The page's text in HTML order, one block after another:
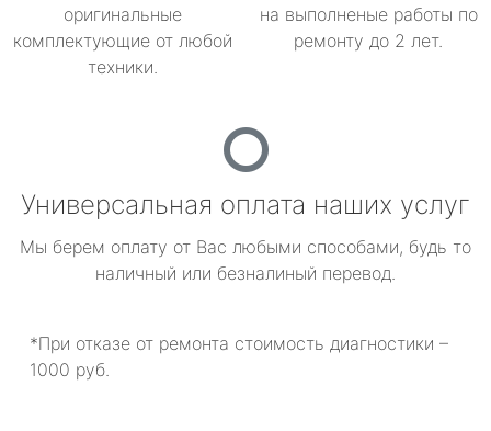
оригинальные
комплектующие от любой
техники.
на выполненые работы по
ремонту до 2 лет.
Универсальная оплата наших услуг
Мы берем оплату от Вас любыми способами, будь то
наличный или безналиный перевод.
*При отказе от ремонта стоимость диагностики –
1000 руб.